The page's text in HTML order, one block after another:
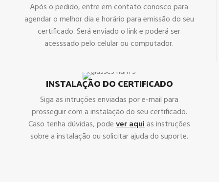
Após o pedido, entre em contato conosco para
agendar o melhor dia e horário para emissão do seu
certificado. Será enviado o link e poderá ser
acesssado pelo celular ou computador.
INSTALAÇÃO DO CERTIFICADO
Siga as intruções enviadas por e-mail para
prosseguir com a instalação do seu certificado.
Caso tenha dúvidas, podever aquias instruções
sobre a instalação ou solicitar ajuda do suporte.